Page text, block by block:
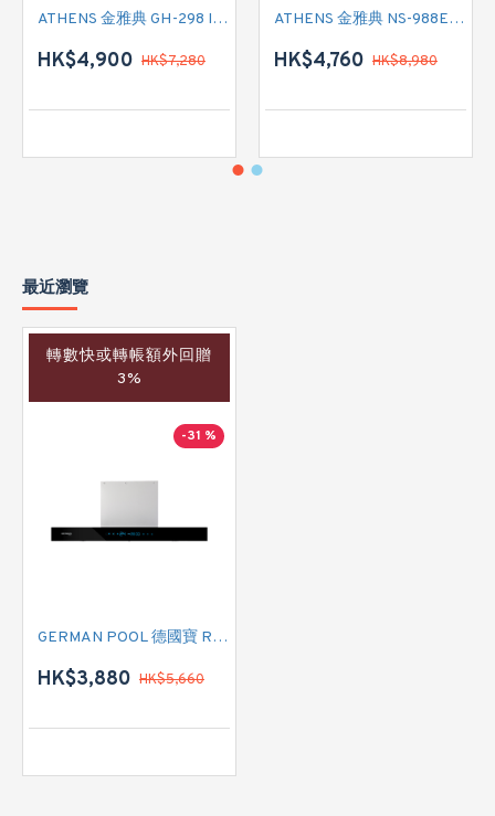
ATHENS 金雅典 GH-298 IEC 標準抽油煙機
HK$4,900 HK$7,280
ATHENS 金雅典 NS-988EH 標準抽油煙機
HK$4,760 HK$8,980
最近瀏覽
轉數快或轉帳額外回贈
3%
-31 %
GERMAN POOL 德國寶 RDC-8457S 煙囪式抽油煙機
HK$3,880 HK$5,660